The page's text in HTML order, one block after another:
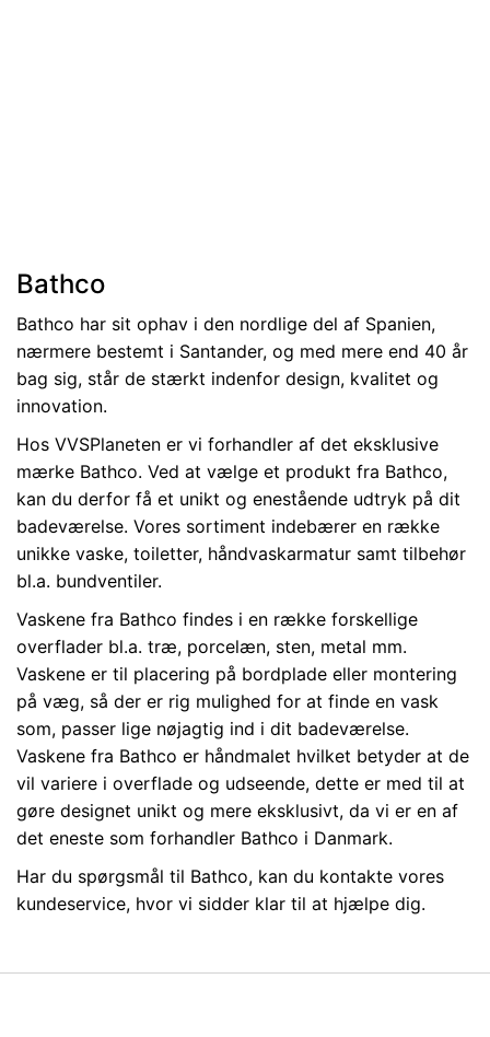
Bathco
Bathco har sit ophav i den nordlige del af Spanien,
nærmere bestemt i Santander, og med mere end 40 år
bag sig, står de stærkt indenfor design, kvalitet og
innovation.
Hos VVSPlaneten er vi forhandler af det eksklusive
mærke Bathco. Ved at vælge et produkt fra Bathco,
kan du derfor få et unikt og enestående udtryk på dit
badeværelse. Vores sortiment indebærer en række
unikke vaske, toiletter, håndvaskarmatur samt tilbehør
bl.a. bundventiler.
Vaskene fra Bathco findes i en række forskellige
overflader bl.a. træ, porcelæn, sten, metal mm.
Vaskene er til placering på bordplade eller montering
på væg, så der er rig mulighed for at finde en vask
som, passer lige nøjagtig ind i dit badeværelse.
Vaskene fra Bathco er håndmalet hvilket betyder at de
vil variere i overflade og udseende, dette er med til at
gøre designet unikt og mere eksklusivt, da vi er en af
det eneste som forhandler Bathco i Danmark.
Har du spørgsmål til Bathco, kan du kontakte vores
kundeservice, hvor vi sidder klar til at hjælpe dig.